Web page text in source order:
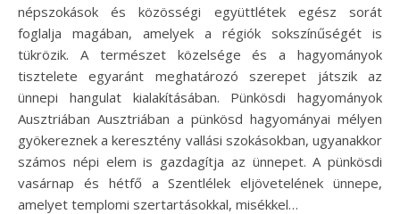
népszokások és közösségi együttlétek egész sorát
foglalja magában, amelyek a régiók sokszínűségét is
tükrözik. A természet közelsége és a hagyományok
tisztelete egyaránt meghatározó szerepet játszik az
ünnepi hangulat kialakításában. Pünkösdi hagyományok
Ausztriában Ausztriában a pünkösd hagyományai mélyen
gyökereznek a keresztény vallási szokásokban, ugyanakkor
számos népi elem is gazdagítja az ünnepet. A pünkösdi
vasárnap és hétfő a Szentlélek eljövetelének ünnepe,
amelyet templomi szertartásokkal, misékkel…